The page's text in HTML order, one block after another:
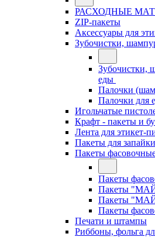
РАСХОДНЫЕ
ZIP-пакеты
Аксессуары для
Зубочистки,
Зубочистки,
еды
Палочки
Палочки для
Игольчатые
Крафт - пакеты и
Лента для этикет-
Пакеты для запайки
Пакеты
Пакеты
Пакеты
Пакеты
Пакеты
Печати и штампы
Риббоны, фольга